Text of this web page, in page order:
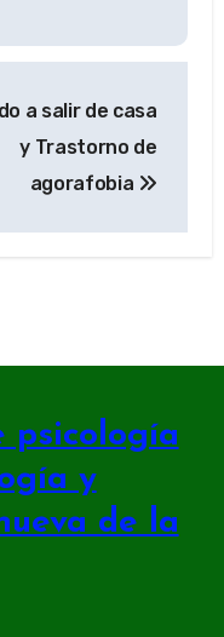
a salir de casa
y Trastorno de
agorafobia
psicología
y
de la